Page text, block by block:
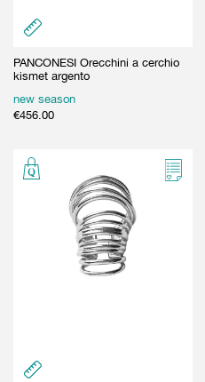
PANCONESI Orecchini a cerchio
kismet argento
new season
€456.00